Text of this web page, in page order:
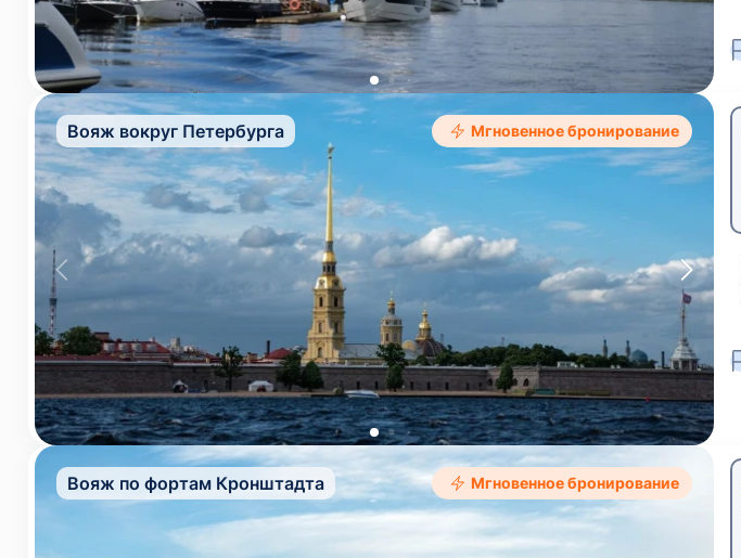
Вояж вокруг Петербурга Мгновенное бронирование
Вояж по фортам Кронштадта Мгновенное бронирование